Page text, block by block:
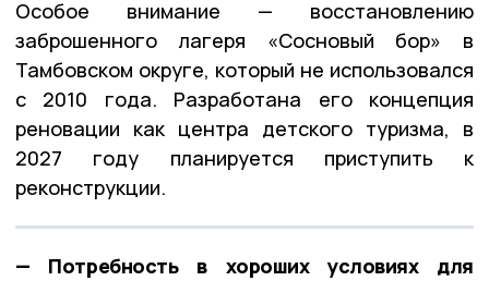
Особое внимание — восстановлению
заброшенного лагеря «Сосновый бор» в
Тамбовском округе, который не использовался
с 2010 года. Разработана его концепция
реновации как центра детского туризма, в
2027 году планируется приступить к
реконструкции.
— Потребность в хороших условиях для